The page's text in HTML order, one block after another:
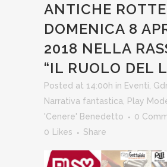
ANTICHE
DOMENICA 8
2018 NELLA
“IL RUOLO DEL
Posted at 14:00h in Eventi Gdr
Narrativa fantastica
Play
'Cenere' Benedetto
0
0
Likes Share